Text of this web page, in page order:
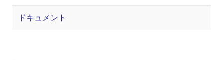
ドキュメント